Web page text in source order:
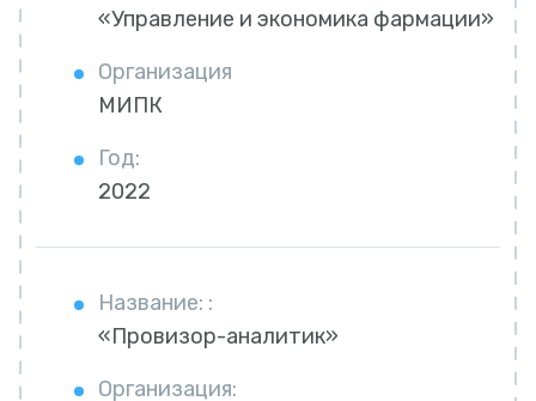
«Управление и экономика фармации»
Организация
МИПК
Год:
2022
Название: :
«Провизор-аналитик»
Организация: